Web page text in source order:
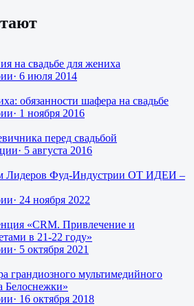
на свадьбе для жениха
· 6 июля 2014
обязанности шафера на свадьбе
· 1 ноября 2016
перед свадьбой
· 5 августа 2016
Лидеров Фуд-Индустрии ОТ ИДЕИ –
· 24 ноября 2022
«CRM. Привлечение и
в 21-22 году»
· 5 октября 2021
грандиозного мультимедийного
Белоснежки»
· 16 октября 2018